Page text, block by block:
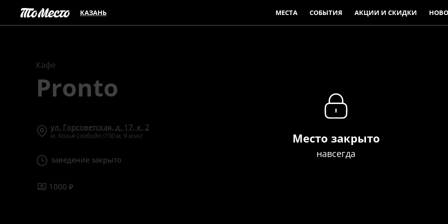
КАЗАНЬ МЕСТА СОБЫТИЯ АКЦИИ И СКИДКИ
Кафе
Pronto
ул. Горсоветская, д. 17, к. 2
м. Козья слобода (730 м, 9 мин)
заведение закрыто
1000 ₽
Место закрыто
навсегда